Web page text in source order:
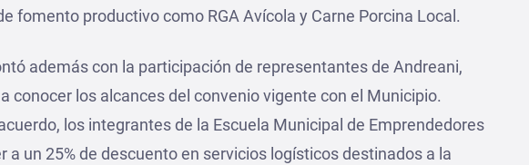
fomento productivo como RGA Avícola y Carne Porcina Local.
además con la participación de representantes de Andreani,
conocer los alcances del convenio vigente con el Municipio.
los integrantes de la Escuela Municipal de Emprendedores
a un 25% de descuento en servicios logísticos destinados a la